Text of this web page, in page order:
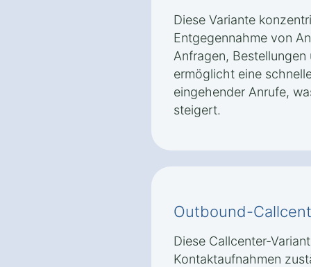
Diese Variante
Entgegennahme von
Anfragen,
ermöglicht eine
eingehender Anrufe,
steigert.
Outbound-
Diese Callcenter-
Kontaktaufnahmen